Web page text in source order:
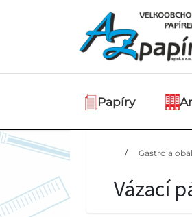
Papíry
/ Gastro a
Vázací